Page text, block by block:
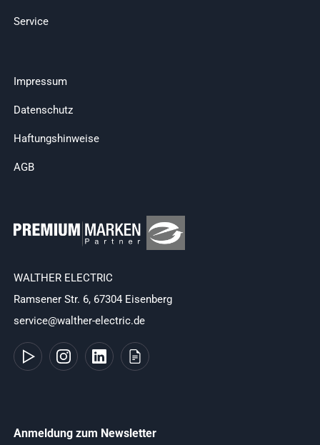
Service
Impressum
Datenschutz
Haftungshinweise
AGB
WALTHER ELECTRIC
Ramsener Str. 6, 67304 Eisenberg
service@walther-electric.de
Anmeldung zum Newsletter